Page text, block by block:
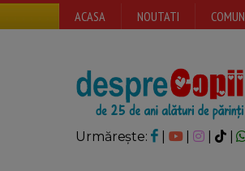
ACASA NOUTATI
Urmărește: | |